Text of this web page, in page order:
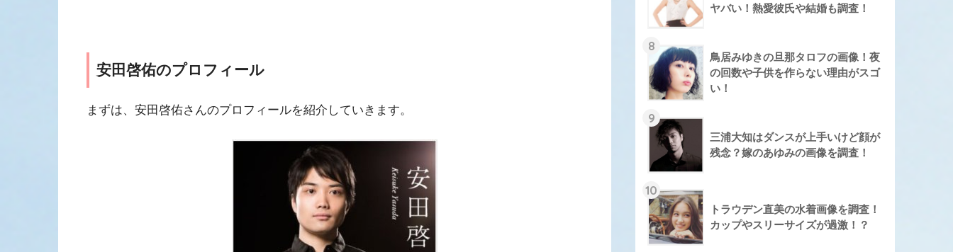
安田啓佑のプロフィール
まずは、安田啓佑さんのプロフィールを紹介していきます。
ヤバい！熱愛彼氏や結婚も調査！
8
鳥居みゆきの旦那タロフの画像！夜
の回数や子供を作らない理由がスゴ
い！
9
三浦大知はダンスが上手いけど顔が
残念？嫁のあゆみの画像を調査！
10
トラウデン直美の水着画像を調査！
カップやスリーサイズが過激！？